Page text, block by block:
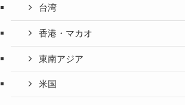
台湾
香港・マカオ
東南アジア
米国